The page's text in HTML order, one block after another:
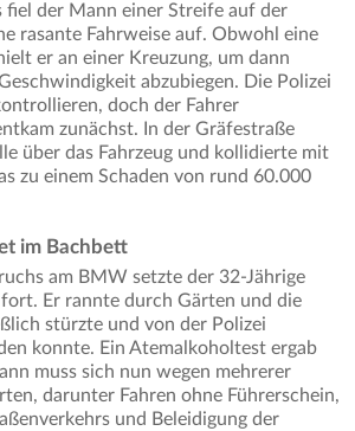
fiel der Mann einer Streife auf der
rasante Fahrweise auf. Obwohl eine
er an einer Kreuzung, um dann
abzubiegen. Die Polizei
doch der Fahrer
zunächst. In der Gräfestraße
über das Fahrzeug und kollidierte mit
zu einem Schaden von rund 60.000
im Bachbett
am BMW setzte der 32-Jährige
Er rannte durch Gärten und die
stürzte und von der Polizei
konnte. Ein Atemalkoholtest ergab
muss sich nun wegen mehrerer
darunter Fahren ohne Führerschein,
und Beleidigung der